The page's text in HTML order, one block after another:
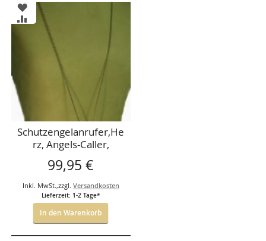
ZUR
WUNSCHLISTE
HINZUFÜGEN
ZUR
VERGLEICHSLISTE
HINZUFÜGEN
Schutzengelanrufer,He
rz, Angels-Caller,
Klangkugel mit Kette
70cm,*2,4mm,Silber
925
99,95 €
Inkl. MwSt. ,zzgl. Versandkosten
Lieferzeit: 1-2 Tage*
In den Warenkorb